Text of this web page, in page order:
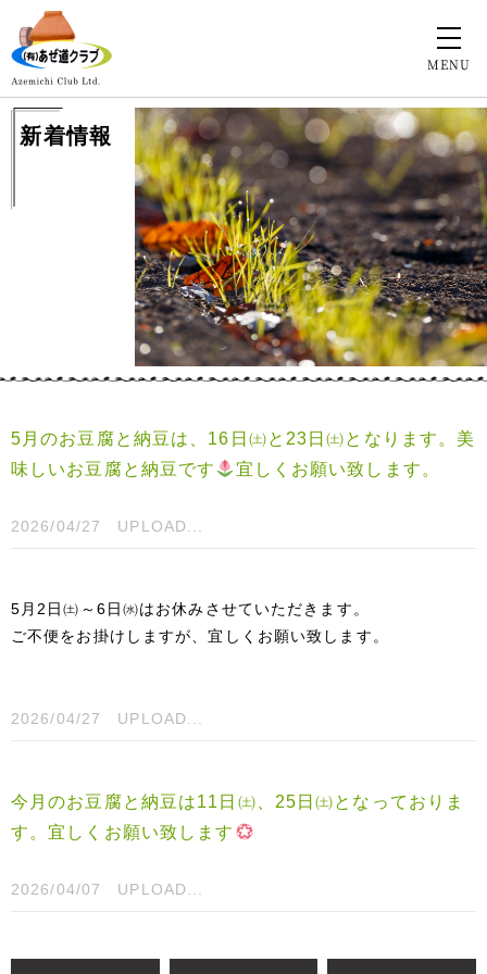
MENU
新着情報
5月のお豆腐と納豆は、16日㈯と23日㈯となります。美
味しいお豆腐と納豆です
宜しくお願い致します。
2026/04/27 UPLOAD...
5月2日㈯～6日㈬はお休みさせていただきます。
ご不便をお掛けしますが、宜しくお願い致します。
2026/04/27 UPLOAD...
今月のお豆腐と納豆は11日㈯、25日㈯となっておりま
す。宜しくお願い致します
2026/04/07 UPLOAD...